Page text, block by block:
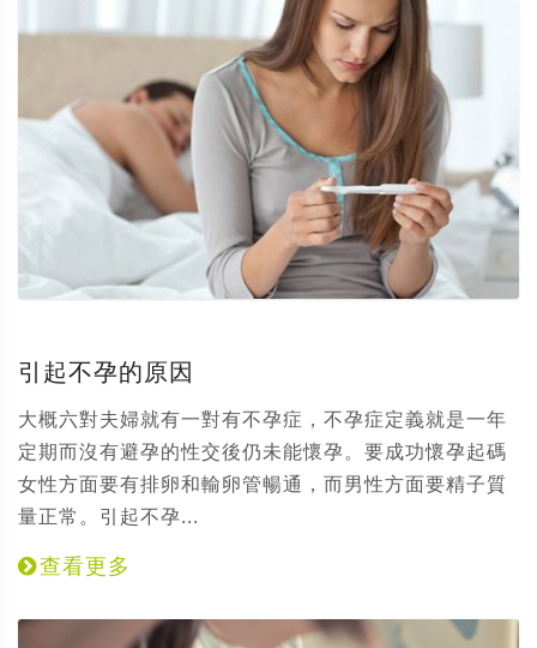
引起不孕的原因
大概六對夫婦就有一對有不孕症，不孕症定義就是一年
定期而沒有避孕的性交後仍未能懷孕。要成功懷孕起碼
女性方面要有排卵和輸卵管暢通，而男性方面要精子質
量正常。引起不孕...
查看更多